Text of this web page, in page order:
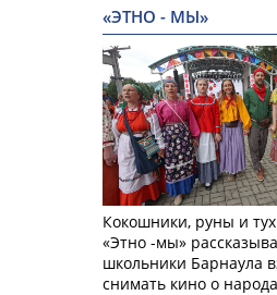
«ЭТНО - МЫ»
Кокошники, руны и
«Этно -мы»
школьники Барнаула
снимать кино о